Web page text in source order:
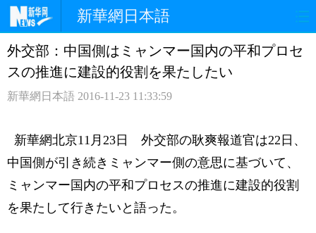
新華網日本語
ホームページ 政治 経済
中日対訳
外交部：中国側はミャンマー国内の平和プロセ
スの推進に建設的役割を果たしたい
新華網日本語 2016-11-23 11:33:59
新華網北京11月23日 外交部の耿爽報道官は22日、
中国側が引き続きミャンマー側の意思に基づいて、
ミャンマー国内の平和プロセスの推進に建設的役割
を果たして行きたいと語った。